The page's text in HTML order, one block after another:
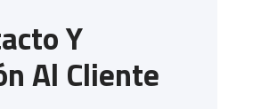
Y
Al Cliente